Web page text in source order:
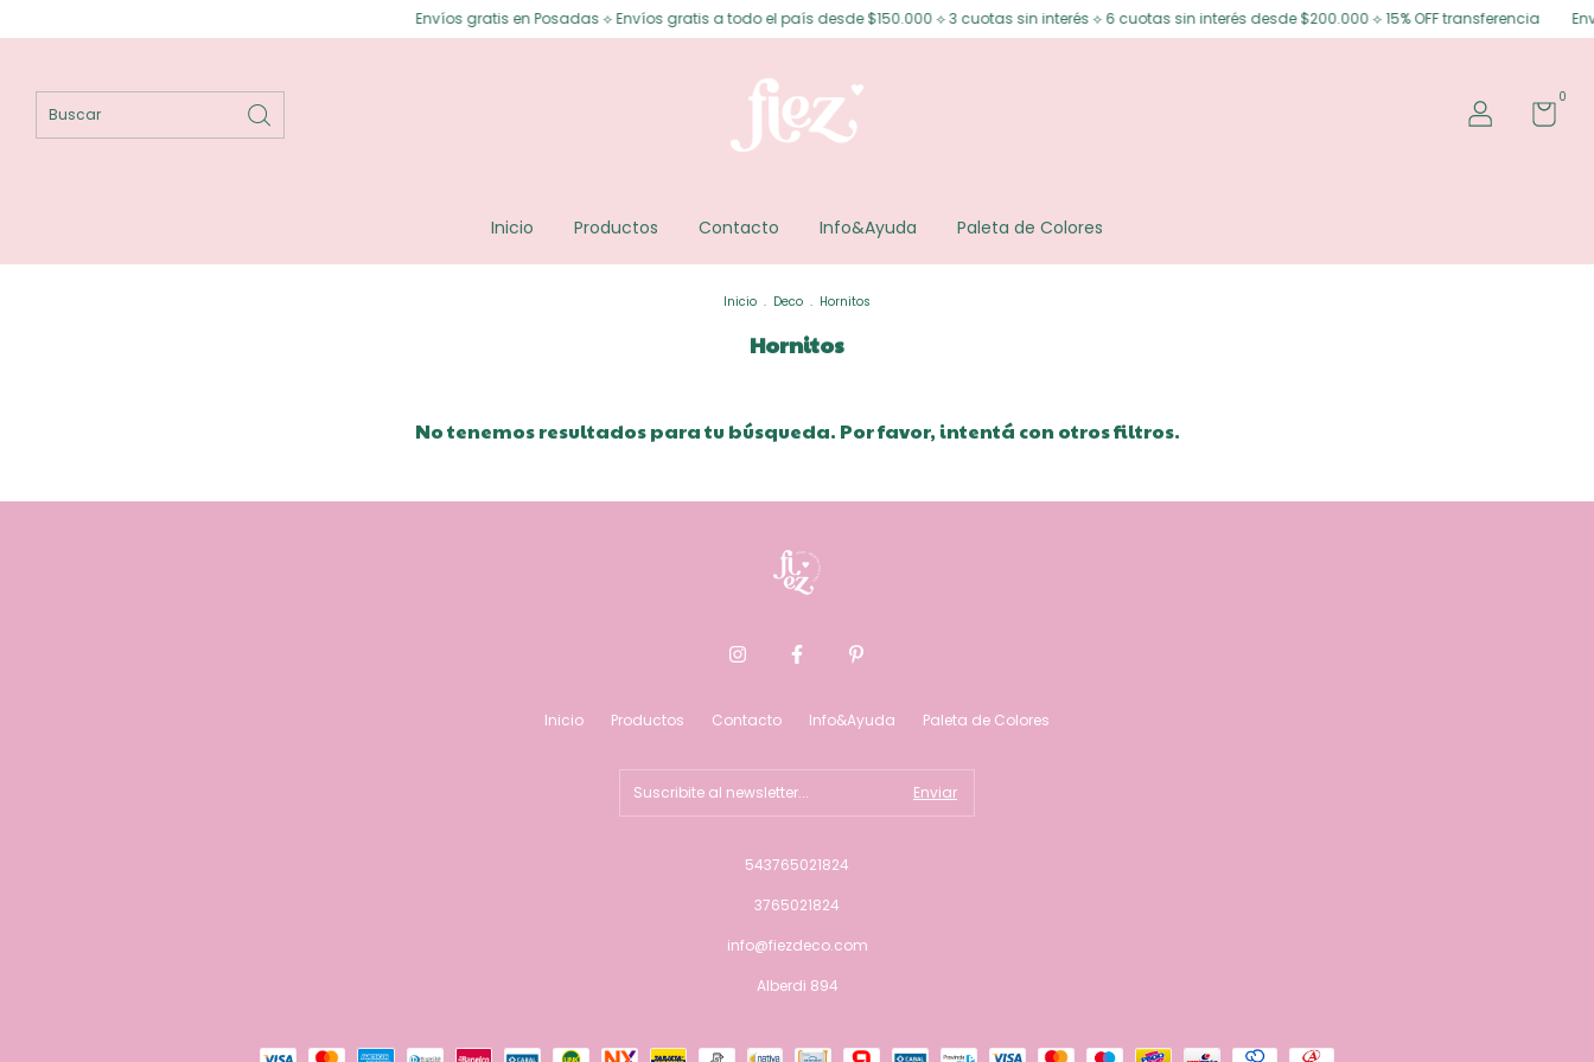
Envíos gratis en Posadas ⟡ Envíos gratis a todo el país desde $150.000 ⟡ 3 cuotas sin interés ⟡ 6 cuotas sin interés desde $200.000 ⟡ 15% OFF transferencia
0
Inicio Productos Contacto Info&Ayuda Paleta de Colores
Inicio . Deco . Hornitos
Hornitos
No tenemos resultados para tu búsqueda. Por favor, intentá con otros filtros.
Inicio Productos Contacto Info&Ayuda Paleta de Colores
543765021824
3765021824
info@fiezdeco.com
Alberdi 894